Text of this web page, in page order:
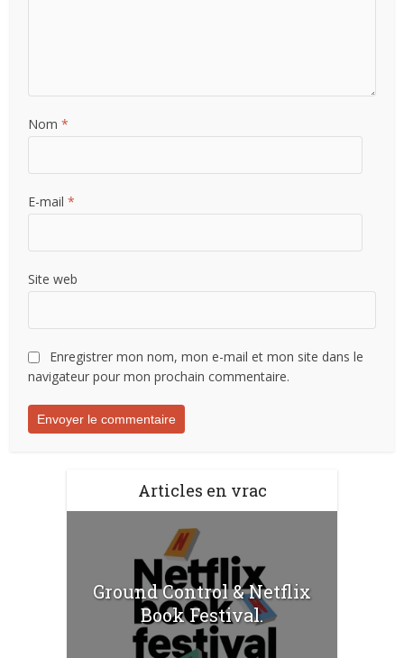
Nom*
E-mail*
Site web
Enregistrer mon nom, mon e-mail et mon site dans le
navigateur pour mon prochain commentaire.
Articles en vrac
Ground Control & Netflix
Book Festival.